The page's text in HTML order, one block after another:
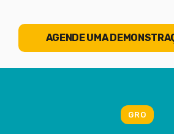
AGENDE UMA
GRO